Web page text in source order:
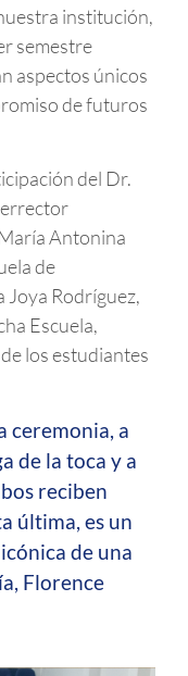
institución,
semestre
aspectos únicos
de futuros
del Dr.
Antonina
de
Joya Rodríguez,
Escuela,
los estudiantes
ceremonia, a
de la toca y a
reciben
última, es un
de una
Florence